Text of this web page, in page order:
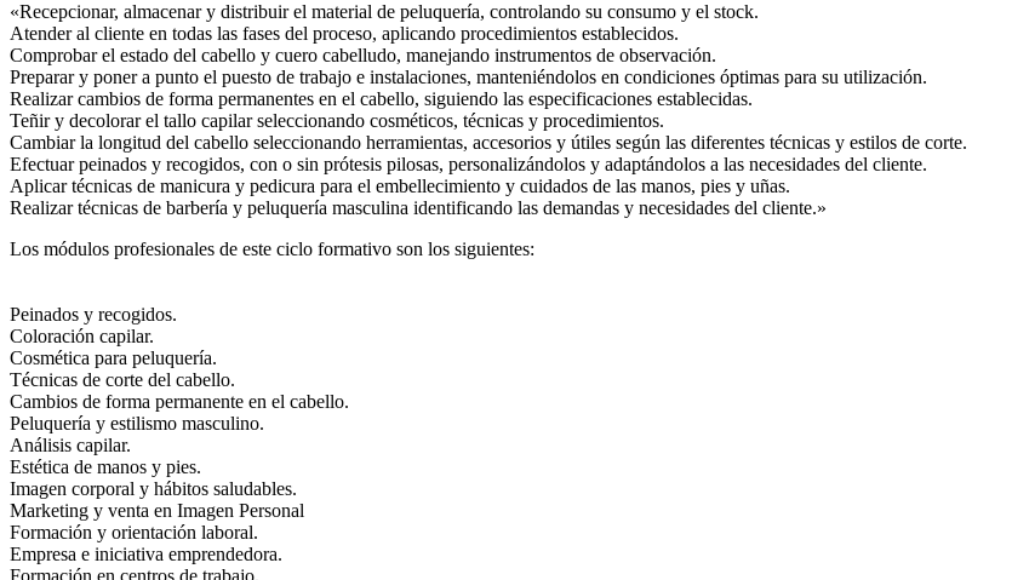
«Recepcionar, almacenar y distribuir el material de peluquería, controlando su consumo y el stock.
Atender al cliente en todas las fases del proceso, aplicando procedimientos establecidos.
Comprobar el estado del cabello y cuero cabelludo, manejando instrumentos de observación.
Preparar y poner a punto el puesto de trabajo e instalaciones, manteniéndolos en condiciones óptimas para su utilización.
Realizar cambios de forma permanentes en el cabello, siguiendo las especificaciones establecidas.
Teñir y decolorar el tallo capilar seleccionando cosméticos, técnicas y procedimientos.
Cambiar la longitud del cabello seleccionando herramientas, accesorios y útiles según las diferentes técnicas y estilos de corte.
Efectuar peinados y recogidos, con o sin prótesis pilosas, personalizándolos y adaptándolos a las necesidades del cliente.
Aplicar técnicas de manicura y pedicura para el embellecimiento y cuidados de las manos, pies y uñas.
Realizar técnicas de barbería y peluquería masculina identificando las demandas y necesidades del cliente.»
Los módulos profesionales de este ciclo formativo son los siguientes:
Peinados y recogidos.
Coloración capilar.
Cosmética para peluquería.
Técnicas de corte del cabello.
Cambios de forma permanente en el cabello.
Peluquería y estilismo masculino.
Análisis capilar.
Estética de manos y pies.
Imagen corporal y hábitos saludables.
Marketing y venta en Imagen Personal
Formación y orientación laboral.
Empresa e iniciativa emprendedora.
Formación en centros de trabajo.